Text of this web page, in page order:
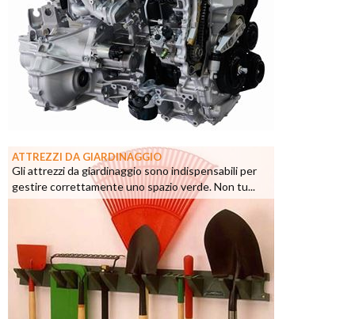
ATTREZZI DA GIARDINAGGIO
Gli attrezzi da giardinaggio sono indispensabili per
gestire correttamente uno spazio verde. Non tu...